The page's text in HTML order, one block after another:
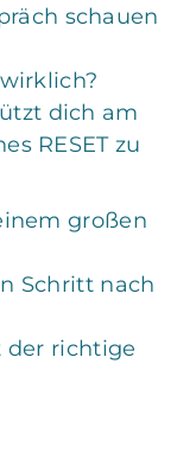
schauen
dich am
RESET zu
großen
Schritt nach
der richtige